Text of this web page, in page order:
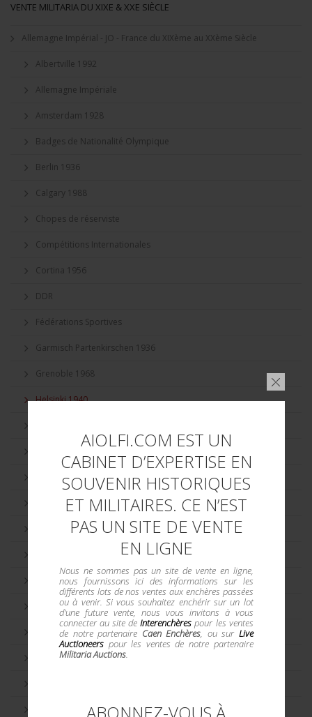
AIOLFI.COM EST UN
CABINET D’EXPERTISE EN
SOUVENIR HISTORIQUES
ET MILITAIRES. CE N’EST
PAS UN SITE DE VENTE
EN LIGNE
Nous ne sommes pas un site de vente en ligne,
nous fournissons ici des informations sur les
différents lots de nos ventes aux enchères passées
ou à venir. Si vous souhaitez enchérir sur un lot
d'une future vente, nous vous invitons à vous
connecter au site deInterenchères pour les ventes
de notre partenaire Caen Enchères, ou sur Live
Auctioneerspour les ventes de notre partenaire
Militaria Auctions.
VENTE MILITARIA DU XIXE & XXE SIÈCLE
Allemagne Impérial - JO - France du XIXème au XXème Siècle
Albertville 1992
Allemagne Impériale
Amsterdam 1928
Badges de Nationalité Olympique
Berlin 1936
Calgary 1988
Chopes de réserviste
Compétitions Internationales
Cortina 1956
DDR
Fédérations Sportives
Garmisch Partenkirschen 1936
Grenoble 1968
Helsinki 1940
Lake Placid 1980
Londres 1948
Los Angeles 1984
Mexico 1968
Montréal 1976
Moscou 1980
Munich 1972
Pays Soviètiques